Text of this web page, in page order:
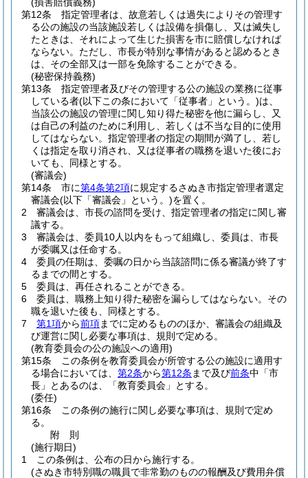
第12条
指定管理者は、故意若しくは過失によりその管理す
る公の施設の当該施設若しくは設備を損傷し、又は滅失し
たときは、それによって生じた損害を市に賠償しなければ
ならない。 ただし、市長が特別な事情があると認めるとき
は、その全部又は一部を免除することができる。
(秘密保持義務)
第13条
指定管理者及びその管理する公の施設の業務に従事
している者(以下この条において「従事者」という。)は、
当該公の施設の管理に関し知り得た秘密を他に漏らし、又
は自己の利益のために利用し、若しくは不当な目的に使用
してはならない。 指定管理者の指定の期間が満了し、若し
くは指定を取り消され、又は従事者の職務を退いた後にお
いても、同様とする。
(審議会)
第14条
市に第4条第2項に規定するさぬき市指定管理者選定
審議会(以下「審議会」という。)を置く。
2
審議会は、市長の諮問を受け、指定管理者の指定に関し審
議する。
3
審議会は、委員10人以内をもって組織し、委員は、市長
が委嘱又は任命する。
4
委員の任期は、委嘱の日から当該諮問に係る審議が終了す
るまでの間とする。
5
委員は、再任されることができる。
6
委員は、職務上知り得た秘密を漏らしてはならない。 その
職を退いた後も、同様とする。
7
第1項から前項までに定めるもののほか、審議会の組織及
び運営に関し必要な事項は、規則で定める。
(教育委員会の公の施設への適用)
第15条
この条例を教育委員会が所管する公の施設に適用す
る場合においては、 第2条から第12条 まで及び前条中「市
長」とあるのは、「教育委員会」とする。
(委任)
第16条
この条例の施行に関し必要な事項は、規則で定め
る。
附 則
(施行期日)
1
この条例は、公布の日から施行する。
(さぬき市特別職の職員で非常勤のものの報酬及び費用弁償